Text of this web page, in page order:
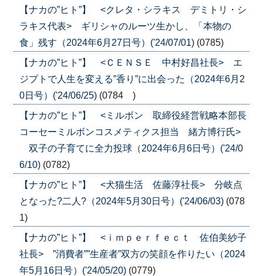
【ナカの”ヒト”】 <クレタ・シラキス デミトリ・シ
ラキス代表> ギリシャのルーツ生かし、「本物の
食」残す（2024年6月27日号）('24/07/01) (0785)
【ナカの”ヒト”】 <ＣＥＮＳＥ 中村好昌社長> エ
ジプトで人生を変える”香り”に出会った（2024年6月2
0日号）('24/06/25) (0784 )
【ナカの”ヒト”】 <ミルボン 取締役経営戦略本部長
コーセーミルボンコスメティクス担当 緒方博行氏>
双子の子育てに全力投球（2024年6月6日号）('24/0
6/10) (0782)
【ナカの”ヒト”】 <犬猫生活 佐藤淳社長> 分岐点
となった?二人?（2024年5月30日号）('24/06/03) (078
1)
【ナカの”ヒト”】 <ｉｍｐｅｒｆｅｃｔ 佐伯美紗子
社長> ”消費者””生産者”双方の笑顔を作りたい（2024
年5月16日号）('24/05/20) (0779)